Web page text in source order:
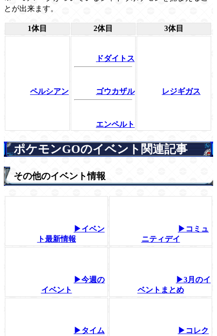
とが出来ます。
1体目 2体目 3体目
ペルシアン
ドダイトス
ゴウカザル
エンペルト
レジギガス
ポケモンGOのイベント関連記事
その他のイベント情報
▶イベン
ト最新情報
▶コミュ
ニティデイ
▶今週の
イベント
▶3月のイ
ベントまとめ
▶タイム
▶コレク